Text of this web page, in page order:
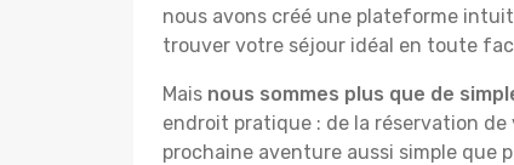
nous avons créé une plateforme
trouver votre séjour idéal en toute
Mais nous sommes plus que de
endroit pratique : de la réservation
prochaine aventure aussi simple que